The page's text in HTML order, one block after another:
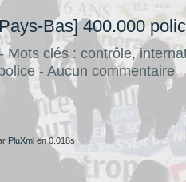
Bas] 400.000
- Mots clés : contrôle,
-Aucun commentaire
PluXml en 0.018s